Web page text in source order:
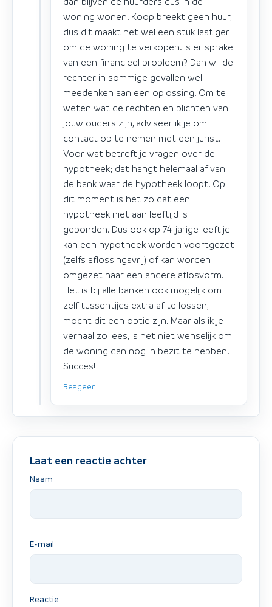
woning wonen. Koop breekt geen huur,
dus dit maakt het wel een stuk lastiger
om de woning te verkopen. Is er sprake
van een financieel probleem? Dan wil de
rechter in sommige gevallen wel
meedenken aan een oplossing. Om te
weten wat de rechten en plichten van
jouw ouders zijn, adviseer ik je om
contact op te nemen met een jurist.
Voor wat betreft je vragen over de
hypotheek; dat hangt helemaal af van
de bank waar de hypotheek loopt. Op
dit moment is het zo dat een
hypotheek niet aan leeftijd is
gebonden. Dus ook op 74-jarige leeftijd
kan een hypotheek worden voortgezet
(zelfs aflossingsvrij) of kan worden
omgezet naar een andere aflosvorm.
Het is bij alle banken ook mogelijk om
zelf tussentijds extra af te lossen,
mocht dit een optie zijn. Maar als ik je
verhaal zo lees, is het niet wenselijk om
de woning dan nog in bezit te hebben.
Succes!
Reageer
Laat een reactie achter
Naam
E-mail
Reactie